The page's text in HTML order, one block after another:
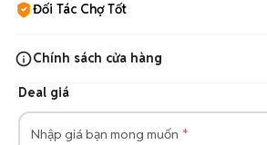
Đối Tác Chợ Tốt
trả. Tìm hiểu thêm
Chính sách cửa hàng
Miễn phí vận chuyển nội thành
Bảo hành 3 tháng phần cứng
Deal giá
Nhập giá bạn mong muốn